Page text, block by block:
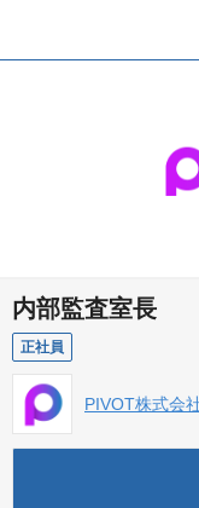
内部監査室長
正社員
PIVOT株式会